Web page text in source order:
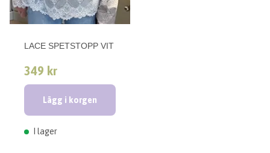
LACE SPETSTOPP VIT
349 kr
Lägg i korgen
I lager